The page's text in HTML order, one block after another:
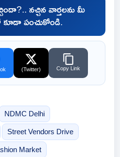
నచ్చిన వార్తలను మీ
కూడా పంచుకోండి.
(Twitter) Copy Link
NDMC Delhi
Street Vendors Drive
Market